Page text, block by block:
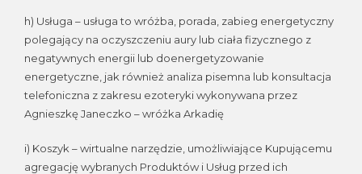
h) Usługa – usługa to wróżba, porada, zabieg energetyczny
polegający na oczyszczeniu aury lub ciała fizycznego z
negatywnych energii lub doenergetyzowanie
energetyczne, jak również analiza pisemna lub konsultacja
telefoniczna z zakresu ezoteryki wykonywana przez
Agnieszkę Janeczko – wróżka Arkadię
i) Koszyk – wirtualne narzędzie, umożliwiające Kupującemu
agregację wybranych Produktów i Usług przed ich